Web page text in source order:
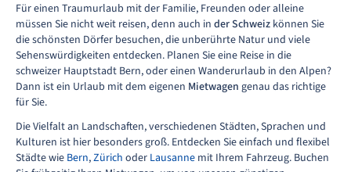
Für einen Traumurlaub mit der Familie, Freunden oder alleine
müssen Sie nicht weit reisen, denn auch in der Schweiz können Sie
die schönsten Dörfer besuchen, die unberührte Natur und viele
Sehenswürdigkeiten entdecken. Planen Sie eine Reise in die
schweizer Hauptstadt Bern, oder einen Wanderurlaub in den Alpen?
Dann ist ein Urlaub mit dem eigenen Mietwagen genau das richtige
für Sie.
Die Vielfalt an Landschaften, verschiedenen Städten, Sprachen und
Kulturen ist hier besonders groß. Entdecken Sie einfach und flexibel
Städte wie Bern,Zürich oder Lausanne mit Ihrem Fahrzeug. Buchen